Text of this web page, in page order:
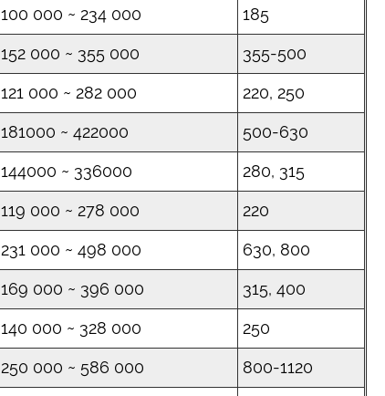
100 000 ~ 234 000 185
152 000 ~ 355 000 355-500
121 000 ~ 282 000 220, 250
181000 ~ 422000 500-630
144000 ~ 336000 280, 315
119 000 ~ 278 000 220
231 000 ~ 498 000 630, 800
169 000 ~ 396 000 315, 400
140 000 ~ 328 000 250
250 000 ~ 586 000 800-1120